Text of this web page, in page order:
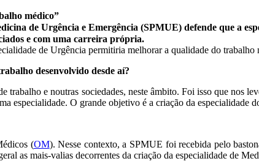
médico”
de Urgência e Emergência (SPMUE) defende que a
e com uma carreira própria.
desenvolvido desde aí?
e noutras sociedades, neste âmbito. Foi isso que nos
especialidade. O grande objetivo é a criação da especialidade
(OM). Nesse contexto, a SPMUE foi recebida pelo
as mais-valias decorrentes da criação da especialidade de